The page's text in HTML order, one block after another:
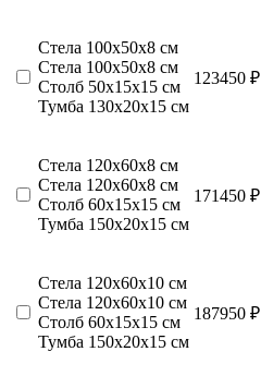
Стела 100х50х8 см
Стела 100х50х8 см
Столб 50х15х15 см
Тумба 130х20х15 см
123450 ₽
Стела 120х60х8 см
Стела 120х60х8 см
Столб 60х15х15 см
Тумба 150х20х15 см
171450 ₽
Стела 120х60х10 см
Стела 120х60х10 см
Столб 60х15х15 см
Тумба 150х20х15 см
187950 ₽